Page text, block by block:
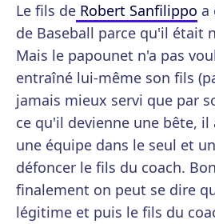
Le fils de Robert Sanfilippo a
de Baseball parce qu'il était
Mais le papounet n'a pas
entraîné lui-même son fils
jamais mieux servi que par
ce qu'il devienne une bête,
une équipe dans le seul et
défoncer le fils du coach.
finalement on peut se dire
légitime et puis le fils du